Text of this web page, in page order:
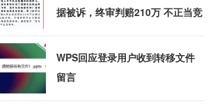
据被诉，终审判赔210万 不正当竞
WPS回应登录用户收到转移文件
留言